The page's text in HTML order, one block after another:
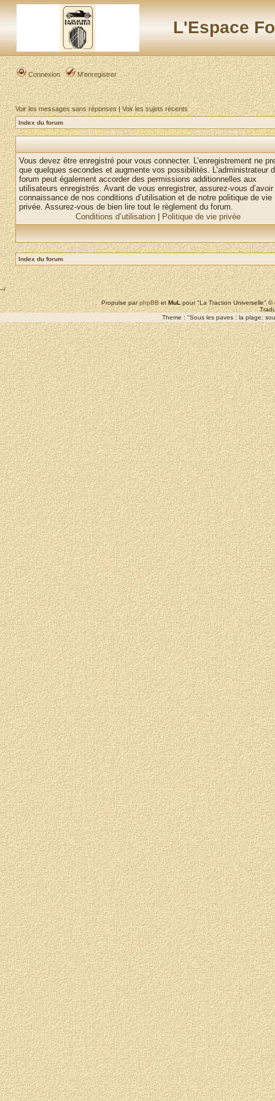
L'Espace
Connexion M’enregistrer
Voir les messages sans réponses|Voir les sujets récents
Index du forum
Vous devez être enregistré pour vous connecter. L’enregistrement ne
que quelques secondes et augmente vos possibilités. L’administrateur
forum peut également accorder des permissions additionnelles aux
utilisateurs enregistrés. Avant de vous enregistrer, assurez-vous
connaissance de nos conditions d’utilisation et de notre politique de vie
privée. Assurez-vous de bien lire tout le règlement du forum.
Conditions d’utilisation
Politique de vie privée
Index du forum
--/
Propulse parphpBBetMuLpour "La Traction Universelle"
Theme : "Sous les paves : la plage;